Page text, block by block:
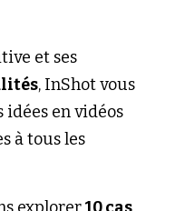
, InShot vous
en vidéos
à tous les